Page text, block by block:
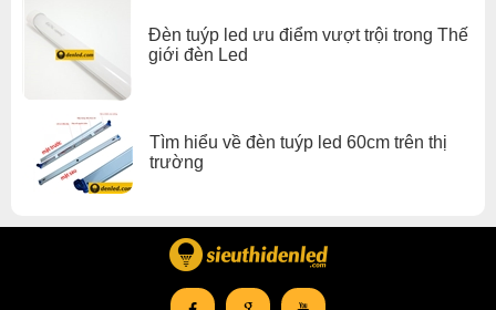
Đèn tuýp led ưu điểm vượt trội trong Thế
giới đèn Led
Tìm hiểu về đèn tuýp led 60cm trên thị
trường